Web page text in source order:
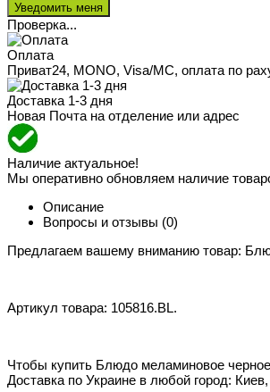
Проверка...
Оплата
Приват24, MONO, Visa/MC, оплата по
Доставка 1-3 дня
Новая Почта на отделение или адрес
Наличие актуальное!
Мы оперативно обновляем наличие
Описание
Вопросы и отзывы (0)
Предлагаем вашему вниманию товар:
Артикул товара: 105816.BL.
Чтобы купить Блюдо меламиновое
Доставка по Украине в любой город: